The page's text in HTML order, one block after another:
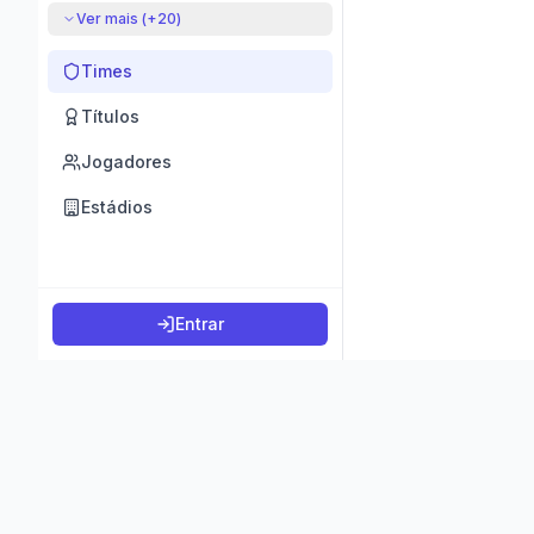
Ver mais (+20)
Times
Títulos
Jogadores
Estádios
Entrar